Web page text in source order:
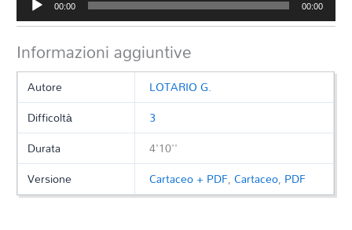
Player
00:00 00:00
Informazioni aggiuntive
Autore
LOTARIO G.
Difficoltà
3
Durata
4'10''
Versione
Cartaceo + PDF,Cartaceo, PDF